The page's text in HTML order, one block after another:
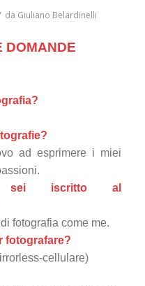
da Giuliano Belardinelli
DOMANDE
ad esprimere i miei
iscritto al
fotografia come me.
fotografare?
cellulare)